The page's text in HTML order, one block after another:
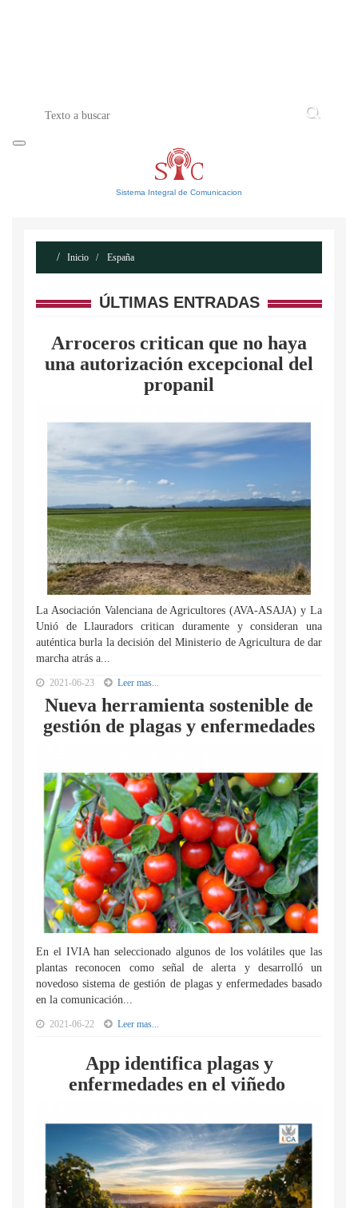
Sistema Integral de Comunicacion
Inicio España
ÚLTIMAS ENTRADAS
Arroceros critican que no haya
una autorización excepcional del
propanil
La Asociación Valenciana de Agricultores (AVA-ASAJA) y La
Unió de Llauradors critican duramente y consideran una
auténtica burla la decisión del Ministerio de Agricultura de dar
marcha atrás a...
2021-06-23 Leer mas...
Nueva herramienta sostenible de
gestión de plagas y enfermedades
En el IVIA han seleccionado algunos de los volátiles que las
plantas reconocen como señal de alerta y desarrolló un
novedoso sistema de gestión de plagas y enfermedades basado
en la comunicación...
2021-06-22 Leer mas...
App identifica plagas y
enfermedades en el viñedo